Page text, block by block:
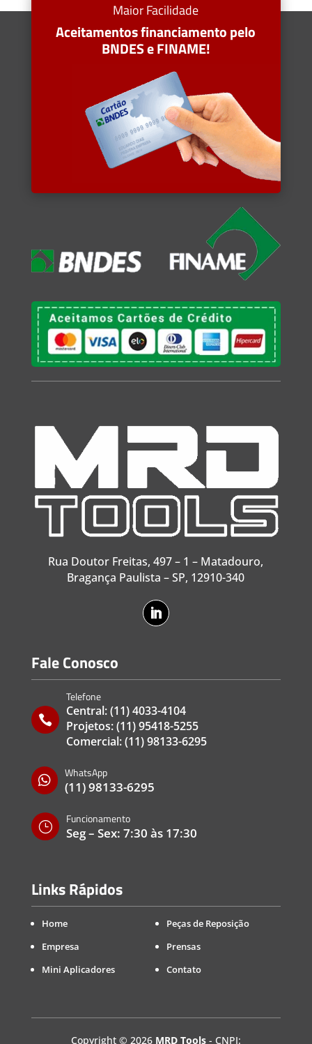
Maior Facilidade
Aceitamentos financiamento pelo
BNDES e FINAME!
Rua Doutor Freitas, 497 – 1 – Matadouro,
Bragança Paulista – SP, 12910-340
Fale Conosco

Telefone
Central:(11) 4033-4104
Projetos:(11) 95418-5255
Comercial:(11) 98133-6295

WhatsApp
(11) 98133-6295
}
Funcionamento
Seg – Sex: 7:30 às 17:30
Links Rápidos
Home
Empresa
Mini Aplicadores
Peças de Reposição
Prensas
Contato
Copyright © 2026 MRD Tools- CNPJ: